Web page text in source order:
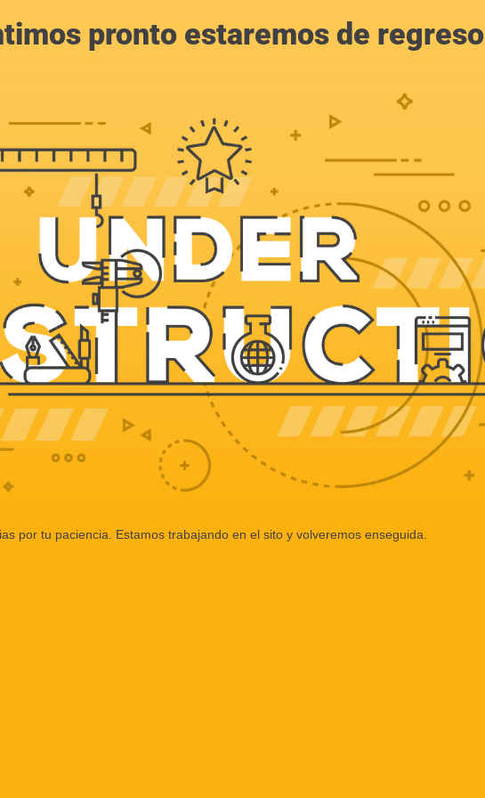
pronto estaremos de regreso
por tu paciencia. Estamos trabajando en el sito y volveremos enseguida.